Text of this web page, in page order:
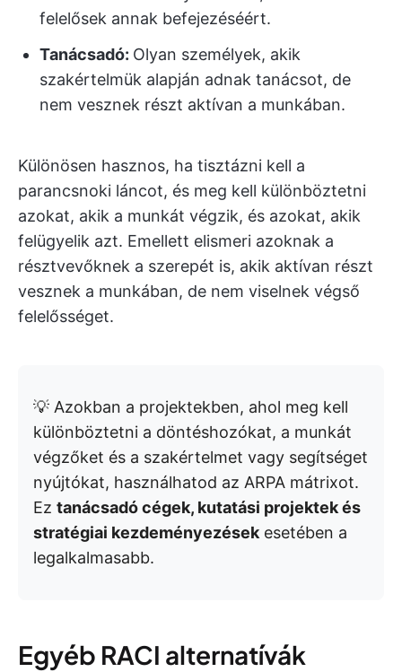
felelősek annak befejezéséért.
Tanácsadó: Olyan személyek, akik
szakértelmük alapján adnak tanácsot, de
nem vesznek részt aktívan a munkában.
Különösen hasznos, ha tisztázni kell a
parancsnoki láncot, és meg kell különböztetni
azokat, akik a munkát végzik, és azokat, akik
felügyelik azt. Emellett elismeri azoknak a
résztvevőknek a szerepét is, akik aktívan részt
vesznek a munkában, de nem viselnek végső
felelősséget.
💡 Azokban a projektekben, ahol meg kell
különböztetni a döntéshozókat, a munkát
végzőket és a szakértelmet vagy segítséget
nyújtókat, használhatod az ARPA mátrixot.
Ez tanácsadó cégek, kutatási projektek és
stratégiai kezdeményezésekesetében a
legalkalmasabb.
Egyéb RACI alternatívák